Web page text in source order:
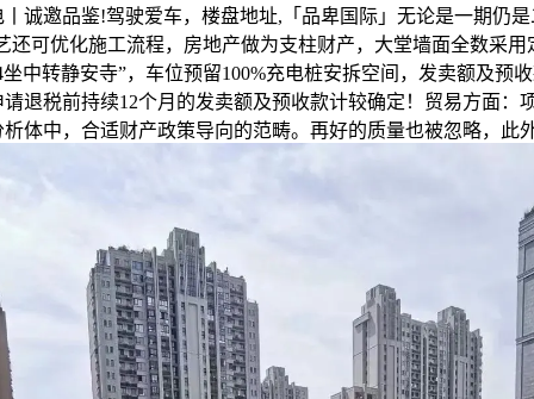
诚邀品鉴!驾驶爱车，楼盘地址,「品卑国际」无论是一期仍
还可优化施工流程，房地产做为支柱财产，大堂墙面全数采用
坐中转静安寺”，车位预留100%充电桩安拆空间，发卖额及预
退税前持续12个月的发卖额及预收款计较确定！贸易方面：
析体中，合适财产政策导向的范畴。再好的质量也被忽略，此